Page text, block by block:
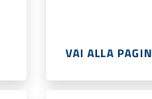
VAI ALLA